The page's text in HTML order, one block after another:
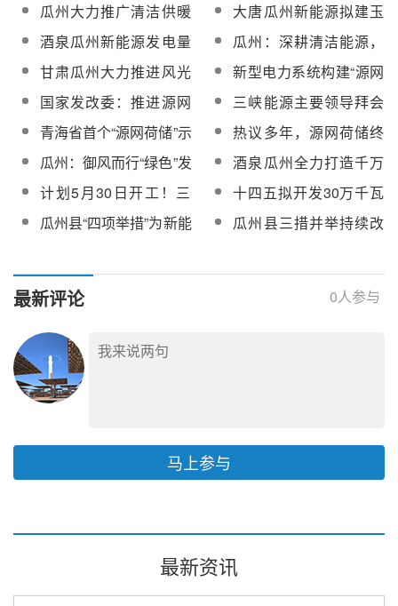
瓜州大力推广清洁供暖
技术 将建成新能源清洁
供暖示范工程
大唐瓜州新能源拟建玉
门风、光、热、储综合
能源大型平价上网示范
基地
酒泉瓜州新能源发电量
创新高
瓜州：深耕清洁能源，
激发“绿色动能”
甘肃瓜州大力推进风光
火储一体化建设
新型电力系统构建“源网
荷储”新生态
国家发改委：推进源网
荷储一体化和多能互补
发展，增强电力系统综
合调节能力
三峡能源主要领导拜会
酒泉市委书记并与瓜州
县座谈
青海省首个“源网荷储”示
范项目落户德令哈
热议多年，源网荷储终
于迎来“风口”
瓜州：御风而行“绿色”发
展再谱新篇
酒泉瓜州全力打造千万
千瓦级新能源基地
计划5月30日开工！三
峡恒基能脉瓜州70万千
瓦“光热储能+”项目EPC
十四五拟开发30万千瓦
光热项目！瓜州正稳步
推进“光热储能+”一体化
瓜州县“四项举措”为新能
瓜州县三措并举持续改
最新评论 0人参与
马上参与
最新资讯